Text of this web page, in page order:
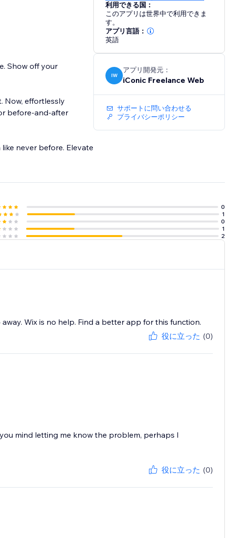
Show off your
Now, effortlessly
before-and-after
never before. Elevate
利用できる国：
このアプリは世界中で利用できま
す。
アプリ言語：
英語
IW
アプリ開発元：
iConic Freelance Web
サポートに問い合わせる
プライバシーポリシー
0
1
0
1
2
Wix is no help. Find a better app for this function.
役に立った (0)
mind letting me know the problem, perhaps I
役に立った (0)